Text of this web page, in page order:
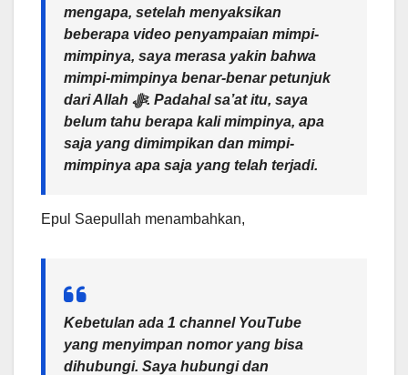
mengapa, setelah menyaksikan
beberapa video penyampaian mimpi-
mimpinya, saya merasa yakin bahwa
mimpi-mimpinya benar-benar petunjuk
dari Allah ﷻ. Padahal sa’at itu, saya
belum tahu berapa kali mimpinya, apa
saja yang dimimpikan dan mimpi-
mimpinya apa saja yang telah terjadi.
Epul Saepullah menambahkan,
Kebetulan ada 1 channelYouTube
yang menyimpan nomor yang bisa
dihubungi. Saya hubungi dan